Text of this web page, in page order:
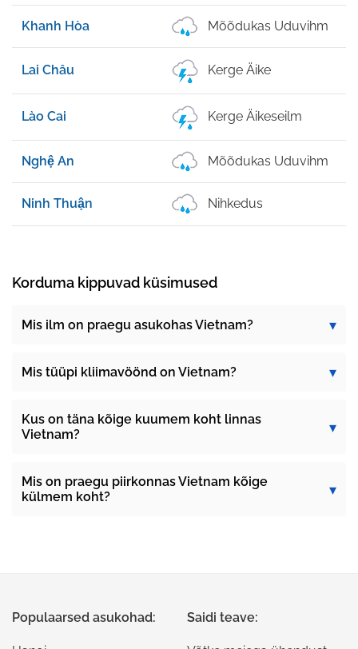
Khanh Hòa Mõõdukas Uduvihm
Lai Châu Kerge Äike
Lào Cai Kerge Äikeseilm
Nghệ An Mõõdukas Uduvihm
Ninh Thuận Nihkedus
Korduma kippuvad küsimused
Mis ilm on praegu asukohas Vietnam?
Mis tüüpi kliimavöönd on Vietnam?
Kus on täna kõige kuumem koht linnas
Vietnam?
Mis on praegu piirkonnas Vietnam kõige
külmem koht?
Populaarsed asukohad: Saidi teave: